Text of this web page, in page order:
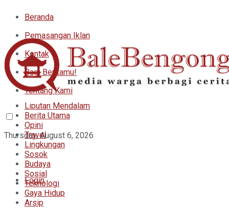
Beranda
Pemasangan Iklan
Kontak
Bagi Beritamu!
Tentang Kami
Thursday, August 6, 2026
Login
Liputan Mendalam
Berita Utama
Opini
Travel
Lingkungan
Sosok
Budaya
Sosial
Teknologi
Gaya Hidup
Arsip